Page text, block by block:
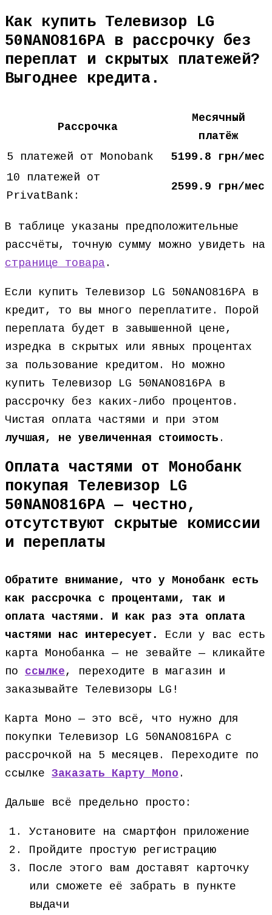
Как купить Телевизор LG
50NANO816PA в рассрочку без
переплат и скрытых платежей?
Выгоднее кредита.
Рассрочка
Месячный
платёж
5 платежей от Monobank
5199.8 грн/мес
10 платежей от
PrivatBank:
2599.9 грн/мес
В таблице указаны предположительные
рассчёты, точную сумму можно увидеть на
странице товара .
Если купить Телевизор LG 50NANO816PA в
кредит, то вы много переплатите. Порой
переплата будет в завышенной цене,
изредка в скрытых или явных процентах
за пользование кредитом. Но можно
купить Телевизор LG 50NANO816PA в
рассрочку без каких-либо процентов.
Чистая оплата частями и при этом
лучшая, не увеличенная стоимость .
Оплата частями от Монобанк
покупая Телевизор LG
50NANO816PA — честно,
отсутствуют скрытые комиссии
и переплаты
Обратите внимание, что у Монобанк есть
как рассрочка с процентами, так и
оплата частями. И как раз эта оплата
частями нас интересует.
Если у вас есть
карта Монобанка — не зевайте — кликайте
по ссылке, переходите в магазин и
заказывайте Телевизоры LG!
Карта Моно — это всё, что нужно для
покупки Телевизор LG 50NANO816PA с
рассрочкой на 5 месяцев. Переходите по
ссылке Заказать Карту Mono .
Дальше всё предельно просто:
Установите на смартфон приложение
Пройдите простую регистрацию
После этого вам доставят карточку
или сможете её забрать в пункте
выдачи